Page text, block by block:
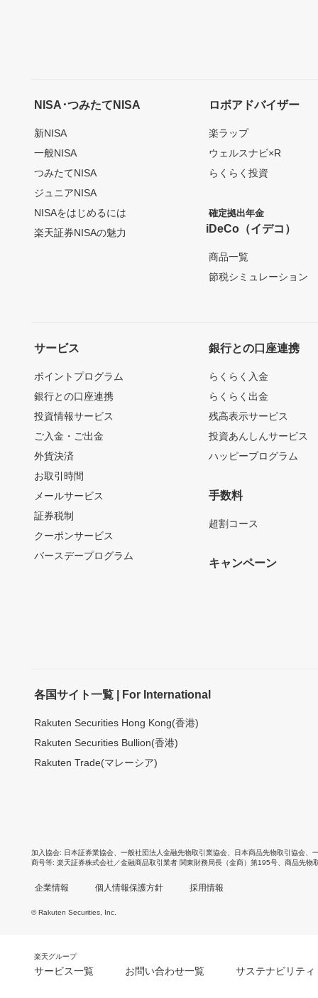
NISA･つみたてNISA
新NISA
一般NISA
つみたてNISA
ジュニアNISA
NISAをはじめるには
楽天証券NISAの魅力
ロボアドバイザー
楽ラップ
ウェルスナビ×R
らくらく投資
確定拠出年金
iDeCo（イデコ）
商品一覧
節税シミュレーション
サービス
ポイントプログラム
銀行との口座連携
投資情報サービス
ご入金・ご出金
外貨決済
お取引時間
メールサービス
証券税制
クーポンサービス
バースデープログラム
銀行との口座連携
らくらく入金
らくらく出金
残高表示サービス
投資あんしんサービス
ハッピープログラム
手数料
超割コース
キャンペーン
各国サイト一覧 | For International
Rakuten Securities Hong Kong(香港)
Rakuten Securities Bullion(香港)
Rakuten Trade(マレーシア)
加入協会 日本証券業協会 一般社団法人金融先物取引業協会 日本商品先物取引協会
商号等 楽天証券株式会社／金融商品取引業者 関東財務局長（金商）第195号、商品先物
企業情報 個人情報保護方針 採用情報
© Rakuten Securities, Inc.
楽天グループ
サービス一覧 お問い合わせ一覧 サステナビリティ